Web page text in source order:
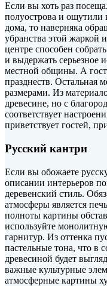
Если вы хоть раз
полуострова и ощутили
дома, то наверняка
убранства этой жаркой
центре способен
и выдержать серьезное
местной общины. А
празднеств. Остальная
размерами. Из
древесине, но с
соответствует
приветствует гостей,
Русский кантри
Если вы обожаете
описании интерьеров
деревенский стиль.
атмосферы является
полноты картины
используйте
гарнитур. Из оттенка
пастельные тона, что в
древесиной будет
важные культурные
атмосферные картины